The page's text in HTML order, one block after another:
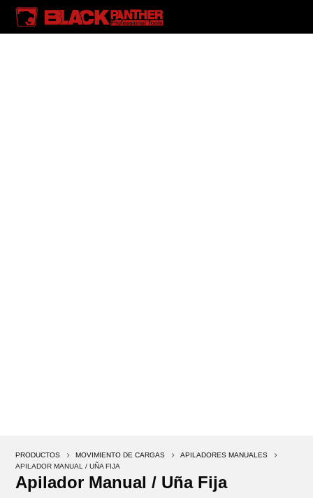
PRODUCTOS 5 MOVIMIENTO DE CARGAS 5 APILADORES MANUALES 5
APILADOR MANUAL / UÑA FIJA
Apilador Manual / Uña Fija